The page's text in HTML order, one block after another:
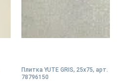
Плитка YUTE GRIS, 25x75, арт.
78796150